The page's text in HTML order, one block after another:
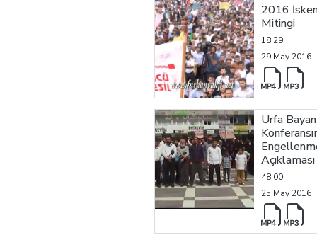
2016
Mitingi
18:29
29 May 2016
Urfa Bayan
Açıklaması
48:00
25 May 2016